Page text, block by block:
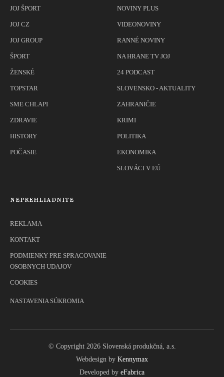
JOJ ŠPORT
JOJ CZ
JOJ GROUP
ŠPORT
ŽENSKÉ
TOPSTAR
SME CHLAPI
ZDRAVIE
HISTORY
POČASIE
NOVINY PLUS
VIDEONOVINY
RANNÉ NOVINY
NA HRANE TV JOJ
24 PODCAST
SLOVENSKO - AKTUALITY
ZAHRANIČIE
KRIMI
POLITIKA
EKONOMIKA
SLOVÁCI V EÚ
NEPREHLIADNITE
REKLAMA
KONTAKT
PODMIENKY PRE SPRACOVANIE
OSOBNYCH UDAJOV
COOKIES
NASTAVENIA SÚKROMIA
© Copyright 2026 Slovenská produkčná, a.s.
Webdesign by Kennymax
Developed by eFabrica